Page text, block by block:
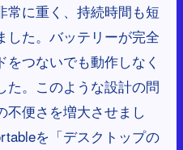
常に重く、持続時間も短
した。バッテリーが完全
つないでも動作しなく
た。このような設計の問
不便さを増大させまし
を「デスクトップの